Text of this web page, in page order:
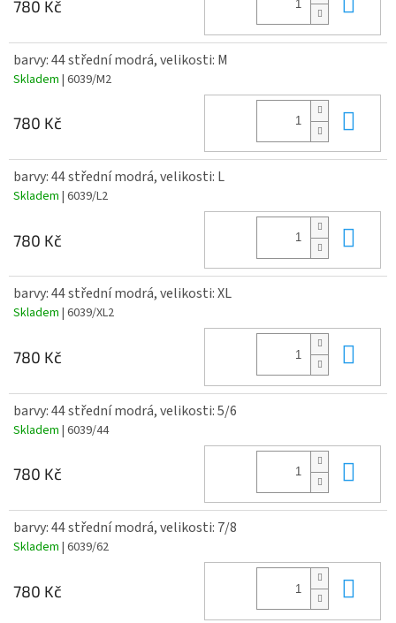
780 Kč
barvy: 44 střední modrá, velikosti: M
Skladem | 6039/M2
780 Kč
barvy: 44 střední modrá, velikosti: L
Skladem | 6039/L2
780 Kč
barvy: 44 střední modrá, velikosti: XL
Skladem | 6039/XL2
780 Kč
barvy: 44 střední modrá, velikosti: 5/6
Skladem | 6039/44
780 Kč
barvy: 44 střední modrá, velikosti: 7/8
Skladem | 6039/62
780 Kč